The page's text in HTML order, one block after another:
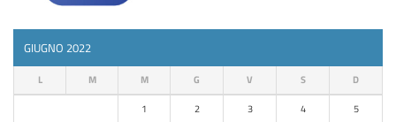
GIUGNO 2022
L M M G V S D
1 2 3 4
5